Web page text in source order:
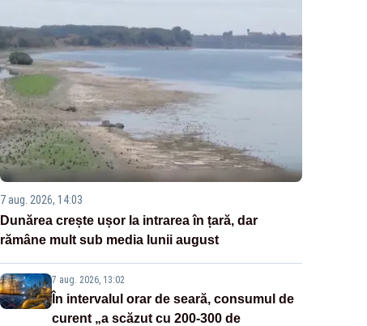
7 aug. 2026, 14:03
Dunărea crește ușor la intrarea în țară, dar
rămâne mult sub media lunii august
7 aug. 2026, 13:02
În intervalul orar de seară, consumul de
curent „a scăzut cu 200-300 de